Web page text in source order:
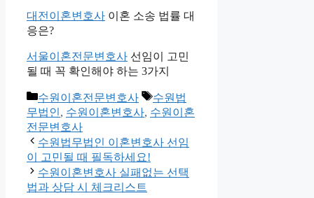
대전이혼변호사 이혼 소송 법률 대
응은?
서울이혼전문변호사 선임이 고민
될 때 꼭 확인해야 하는 3가지
카
테
고
리
수원이혼전문변호사
태
그
수원법
무법인, 수원이혼변호사, 수원이혼
전문변호사
수원법무법인 이혼변호사 선임
이 고민될 때 필독하세요!
수원이혼변호사 실패없는 선택
법과 상담 시 체크리스트